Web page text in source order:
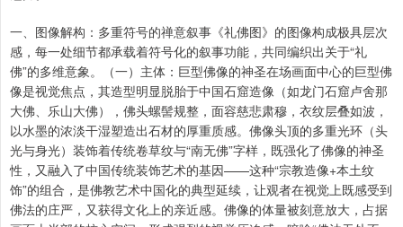
一、图像解构：多重符号的禅意叙事《礼佛图》的图像构成极具层次
感，每一处细节都承载着符号化的叙事功能，共同编织出关于“礼
佛”的多维意象。（一）主体：巨型佛像的神圣在场画面中心的巨型佛
像是视觉焦点，其造型明显脱胎于中国石窟造像（如龙门石窟卢舍那
大佛、乐山大佛），佛头螺髻规整，面容慈悲肃穆，衣纹层叠如波，
以水墨的浓淡干湿塑造出石材的厚重质感。佛像头顶的多重光环（头
光与身光）装饰着传统卷草纹与“南无佛”字样，既强化了佛像的神圣
性，又融入了中国传统装饰艺术的基因——这种“宗教造像+本土纹
饰”的组合，是佛教艺术中国化的典型延续，让观者在视觉上既感受到
佛法的庄严，又获得文化上的亲近感。佛像的体量被刻意放大，占据